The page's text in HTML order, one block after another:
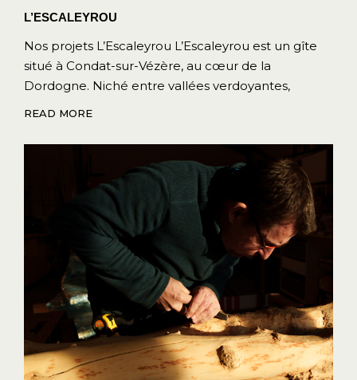
L’ESCALEYROU
Nos projets L’Escaleyrou L’Escaleyrou est un gîte
situé à Condat-sur-Vézère, au cœur de la
Dordogne. Niché entre vallées verdoyantes,
READ MORE